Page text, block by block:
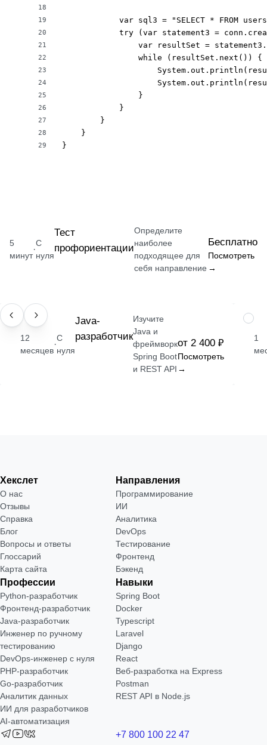
18
19
20
21
22
23
24
25
26
27
28
29
var sql3 = "SELECT * FROM
try (var statement3 =
var resultSet =
                while (resultSet.next()) {
                }
            }
        }
    }
}
5
минут
·
С
нуля
Тест
профориентации
Определите
наиболее
подходящее для
себя направление
Бесплатно
Посмотреть
→
ПРОФЕССИЯ
12
месяцев
·
С
нуля
Java-
разработчик
Изучите
Java и
фреймворк
Spring Boot
и REST API
от 2 400 ₽
Посмотреть
→
1
Хекслет
О нас
Отзывы
Справка
Блог
Вопросы и ответы
Глоссарий
Карта сайта
Направления
Программирование
ИИ
Аналитика
DevOps
Тестирование
Фронтенд
Бэкенд
Профессии
Python-разработчик
Фронтенд-разработчик
Java-разработчик
Инженер по ручному
тестированию
DevOps-инженер с нуля
РНР-разработчик
Go-разработчик
Аналитик данных
ИИ для разработчиков
AI-автоматизация
Навыки
Spring Boot
Docker
Typescript
Laravel
Django
React
Веб-разработка на Express
Postman
REST API в Node.js
+7 800 100 22 47